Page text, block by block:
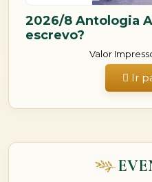
2026/8 Antologia
escrevo?
Valor
Ir